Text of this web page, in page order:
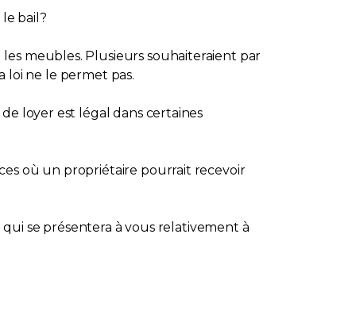
bail?
meubles. Plusieurs souhaiteraient par
loi ne le permet pas.
loyer est légal dans certaines
où un propriétaire pourrait recevoir
se présentera à vous relativement à